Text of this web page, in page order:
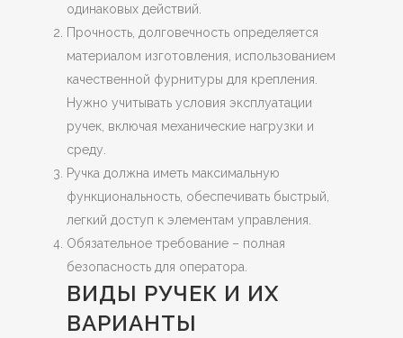
одинаковых действий.
Прочность, долговечность определяется
материалом изготовления, использованием
качественной фурнитуры для крепления.
Нужно учитывать условия эксплуатации
ручек, включая механические нагрузки и
среду.
Ручка должна иметь максимальную
функциональность, обеспечивать быстрый,
легкий доступ к элементам управления.
Обязательное требование – полная
безопасность для оператора.
ВИДЫ РУЧЕК И ИХ
ВАРИАНТЫ